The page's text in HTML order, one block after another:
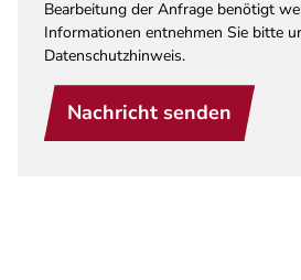
Bearbeitung der Anfrage benötigt
Informationen entnehmen Sie bitte
Datenschutzhinweis.
Nachricht senden